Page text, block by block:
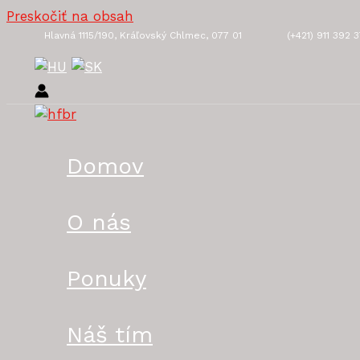
Preskočiť na obsah
Hlavná 1115/190, Kráľovský Chlmec, 077 01 (+421) 911 392
Domov
O nás
Ponuky
Náš tím